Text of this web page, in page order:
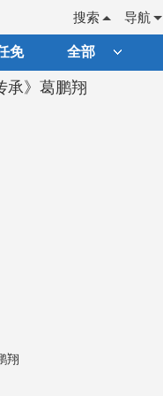
导航
搜索
免 全部
承》葛鹏翔
翔